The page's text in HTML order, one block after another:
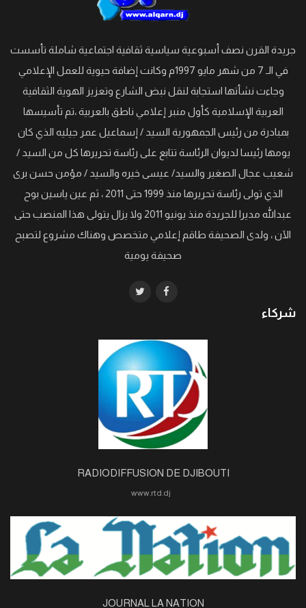
جريدة القرن نصف أسبوعية سياسية ثقافية اجتماعية شاملة تأسست
في الـ 7 من شهر مايو 1997م وكانت إضافة حيوية للعمل الإعلامي
وجاءت نشأتها استجابة لنقل نبض الشارع وتعزيز الهوية الثقافية
العربية الإسلامية كأول منبر إعلامي ناطق بالعربية ،تم تأسيسها
بمبادرة من رئيس الجمهورية السيد / إسماعيل عمر جيليه الذي كان
يومها رئيسا لديوان الرئاسة تتابع على رئاسة تحريرها كل من السيد /
شعيب عجال الصغير والسيد/ عيسى خيره والسيد / مؤمن حسن برى
الذي تولى رئاسة تحريرها منذ 1999 حتى 2011 ، ثم عين ياسين بوح
عبدالله مديرا للجريدة منذ يونيو 2011 ولا يزال يتولى هذا المنصب حتى
الآن ، ولدى الصحيفة طاقم إعلامي متخصص وهناك مشروع لتصبح
صحيفة يومية
شركاء
RADIODIFFUSION DE DJIBOUTI
JOURNAL LA NATION